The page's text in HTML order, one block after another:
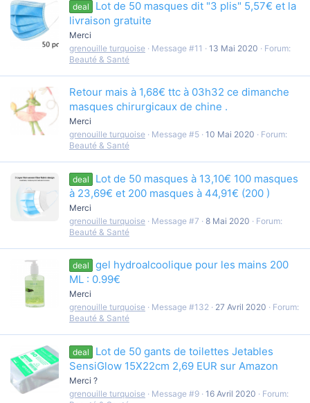
deal
Lot de 50 masques dit "3 plis" 5,57€ et la
livraison gratuite
Merci
grenouille turquoise
Message #11 13 Mai 2020
Forum:
Beauté & Santé
Retour mais à 1,68€ ttc à 03h32 ce dimanche
masques chirurgicaux de chine .
Merci
grenouille turquoise
Message #5 10 Mai 2020
Forum:
Beauté & Santé
deal
Lot de 50 masques à 13,10€ 100 masques
à 23,69€ et 200 masques à 44,91€ (200 )
Merci
grenouille turquoise
Message #7 8 Mai 2020
Forum:
Beauté & Santé
deal
gel hydroalcoolique pour les mains 200
ML : 0.99€
Merci
grenouille turquoise
Message #132 27 Avril 2020
Forum:
Beauté & Santé
deal
Lot de 50 gants de toilettes Jetables
SensiGlow 15X22cm 2,69 EUR sur Amazon
Merci ?
grenouille turquoise
Message #9 16 Avril 2020
Forum: